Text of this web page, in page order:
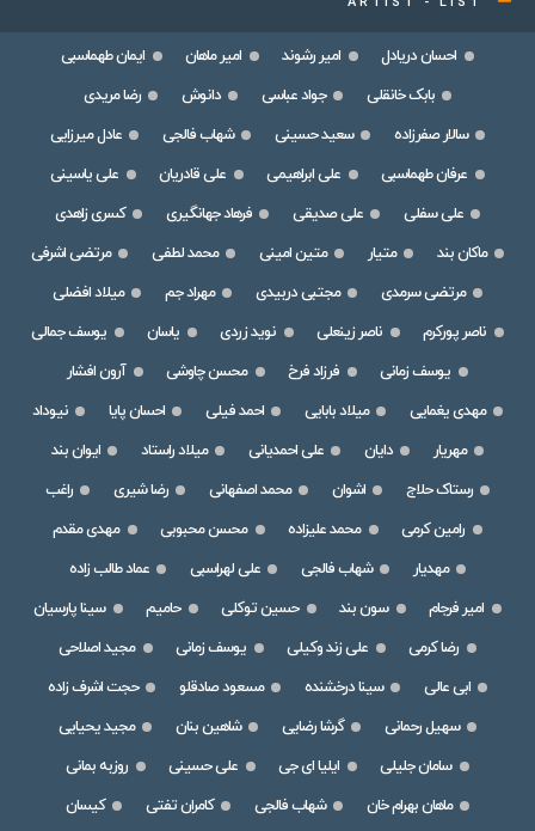
احسان دریادل امیر رشوند امیر ماهان
ایمان طهماسبی
بابک خانقلی
جواد عباسی دانوش
رضا مریدی
سالار صفرزاده
سعید حسینی شهاب فالجی
عادل میرزایی
عرفان طهماسبی
علی ابراهیمی علی قادریان
علی یاسینی
علی سفلی
علی صدیقی فرهاد جهانگیری
کسری زاهدی
ماکان بند
متیار متین امینی محمد لطفی
مرتضی اشرفی
مرتضی سرمدی
مجتبی دربیدی مهراد جم
میلاد افضلی
ناصر پورکرم
ناصر زینعلی نوید زردی یاسان
یوسف جمالی
یوسف زمانی
فرزاد فرخ محسن چاوشی
آرون افشار
مهدی یغمایی
میلاد بابایی احمد فیلی احسان پایا
نیوداد
مهریار
دایان علی احمدیانی میلاد راستاد
ایوان بند
رستاک حلاج
اشوان محمد اصفهانی رضا شیری
راغب
رامین کرمی
محمد علیزاده محسن محبوبی
مهدی مقدم
مهدیار
شهاب فالجی علی لهراسبی
عماد طالب زاده
امیر فرجام
سون بند حسین توکلی حامیم
سینا پارسیان
رضا کرمی
علی زند وکیلی یوسف زمانی
مجید اصلاحی
ابی عالی
سینا درخشنده مسعود صادقلو
حجت اشرف زاده
سهیل رحمانی
گرشا رضایی شاهین بنان
مجید یحیایی
سامان جلیلی
ایلیا ای جی علی حسینی
روزبه بمانی
ماهان بهرام خان
شهاب فالجی کامران تفتی
کیسان